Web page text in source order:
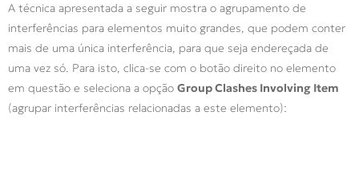
A técnica apresentada a seguir mostra o agrupamento de
interferências para elementos muito grandes, que podem conter
mais de uma única interferência, para que seja endereçada de
uma vez só. Para isto, clica-se com o botão direito no elemento
em questão e seleciona a opção Group Clashes Involving Item
(agrupar interferências relacionadas a este elemento):